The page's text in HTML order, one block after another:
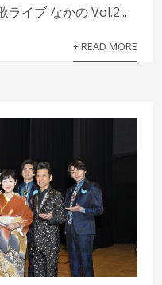
ライブ なかの Vol.2...
+ READ MORE